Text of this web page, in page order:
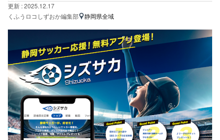
更新 : 2025.12.17
くふうロコしずおか編集部
静岡県全域